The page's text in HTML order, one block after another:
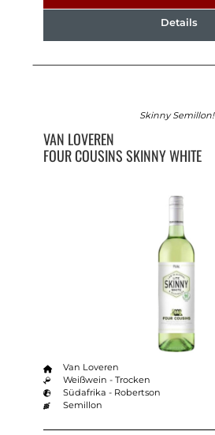
Details
Skinny Semillon!
VAN LOVEREN
FOUR COUSINS SKINNY WHITE
Van Loveren
Weißwein - Trocken
Südafrika - Robertson
Semillon